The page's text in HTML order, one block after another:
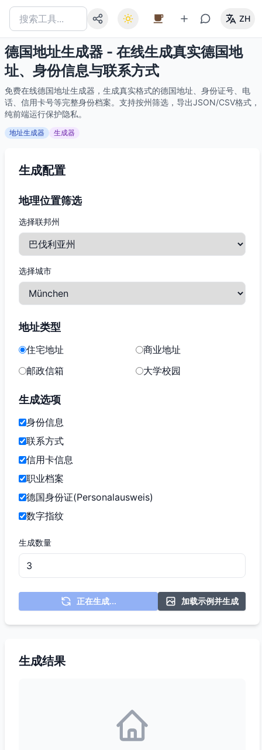
ZH
德国地址生成器 - 在线生成真实德国地
址、身份信息与联系方式
免费在线德国地址生成器，生成真实格式的德国地址、身份证号、电
话、信用卡号等完整身份档案。支持按州筛选，导出JSON/CSV格式，
纯前端运行保护隐私。
地址生成器 生成器
生成配置
地理位置筛选
选择联邦州
选择城市
地址类型
住宅地址
商业地址
邮政信箱
大学校园
生成选项
身份信息
联系方式
信用卡信息
职业档案
德国身份证(Personalausweis)
数字指纹
生成数量
正在生成... 加载示例并生成
生成结果